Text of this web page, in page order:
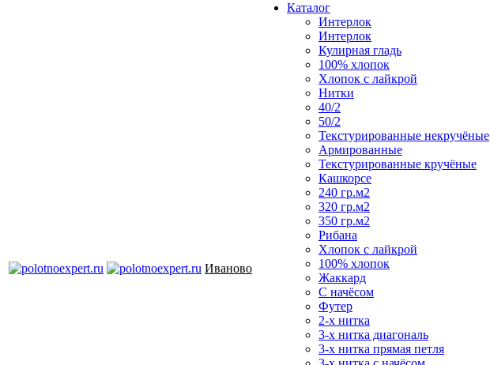
Иваново
Каталог
Интерлок
Интерлок
Кулирная гладь
100% хлопок
Хлопок с лайкрой
Нитки
40/2
50/2
Текстурированные некручёные
Армированные
Текстурированные кручёные
Кашкорсе
240 гр.м2
320 гр.м2
350 гр.м2
Рибана
Хлопок с лайкрой
100% хлопок
Жаккард
С начёсом
Футер
2-х нитка
3-х нитка диагональ
3-х нитка прямая петля